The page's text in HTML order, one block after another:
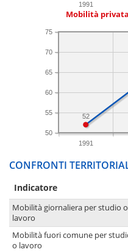
1991
Mobilità
1991
50
55
60
65
70
75
52
CONFRONTI
Indicatore
Mobilità giornaliera per studio o
lavoro
Mobilità fuori comune per
o lavoro